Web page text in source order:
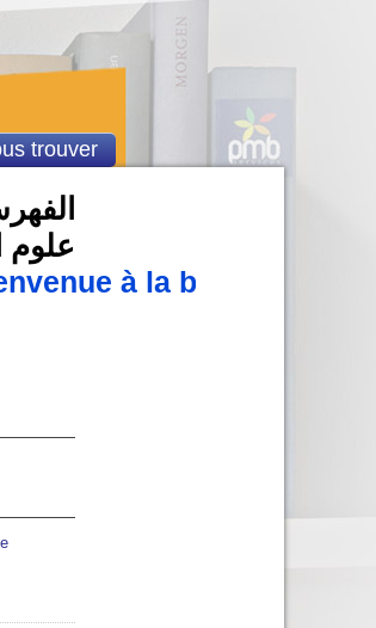
علوم
à la bibliothèque
trouver